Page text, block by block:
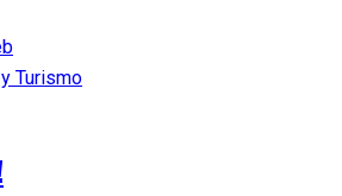
Turismo